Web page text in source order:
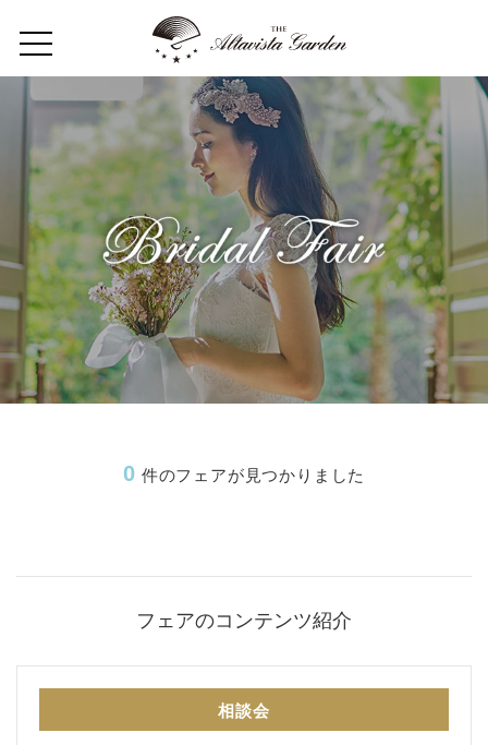
Home
Concept
Restaurant
Wedding
Party
成約者サイト
0 件のフェアが見つかりました
フェアのコンテンツ紹介
相談会